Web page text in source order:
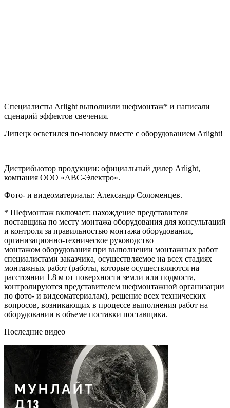
Специалисты Arlight выполнили шефмонтаж* и написали
сценарий эффектов свечения.
Липецк осветился по-новому вместе с оборудованием Arlight!
Дистрибьютор продукции: официальный дилер Arlight,
компания ООО «АВС-Электро».
Фото- и видеоматериалы: Александр Соломенцев.
* Шефмонтаж включает: нахождение представителя
поставщика по месту монтажа оборудования для консультаций
и контроля за правильностью монтажа оборудования,
организационно-техническое руководство
монтажом оборудования при выполнении монтажных работ
специалистами заказчика, осуществляемое на всех стадиях
монтажных работ (работы, которые осуществляются на
расстоянии 1.8 м от поверхности земли или подмоста,
контролируются представителем шефмонтажной организации
по фото- и видеоматериалам), решение всех технических
вопросов, возникающих в процессе выполнения работ на
оборудовании в объеме поставки поставщика.
Последние видео